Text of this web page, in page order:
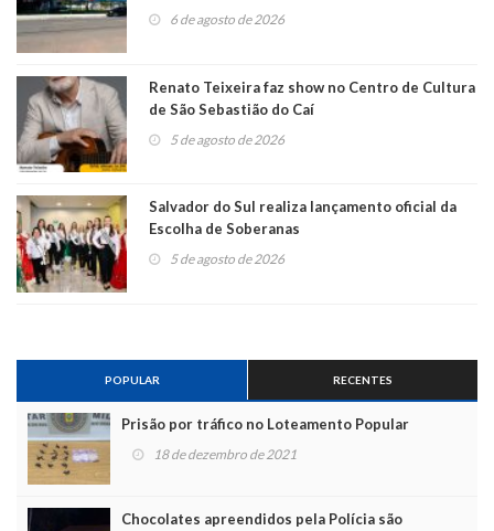
6 de agosto de 2026
Renato Teixeira faz show no Centro de Cultura
de São Sebastião do Caí
5 de agosto de 2026
Salvador do Sul realiza lançamento oficial da
Escolha de Soberanas
5 de agosto de 2026
POPULAR RECENTES
Prisão por tráfico no Loteamento Popular
18 de dezembro de 2021
Chocolates apreendidos pela Polícia são